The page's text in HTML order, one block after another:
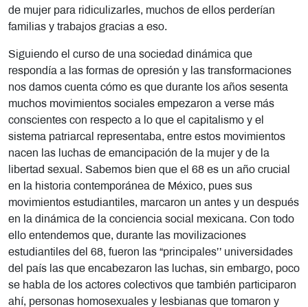
de mujer para ridiculizarles, muchos de ellos perderían
familias y trabajos gracias a eso.
Siguiendo el curso de una sociedad dinámica que
respondía a las formas de opresión y las transformaciones
nos damos cuenta cómo es que durante los años sesenta
muchos movimientos sociales empezaron a verse más
conscientes con respecto a lo que el capitalismo y el
sistema patriarcal representaba, entre estos movimientos
nacen las luchas de emancipación de la mujer y de la
libertad sexual. Sabemos bien que el 68 es un año crucial
en la historia contemporánea de México, pues sus
movimientos estudiantiles, marcaron un antes y un después
en la dinámica de la conciencia social mexicana. Con todo
ello entendemos que, durante las movilizaciones
estudiantiles del 68, fueron las “principales’’ universidades
del país las que encabezaron las luchas, sin embargo, poco
se habla de los actores colectivos que también participaron
ahí, personas homosexuales y lesbianas que tomaron y